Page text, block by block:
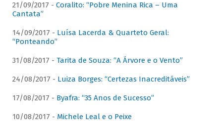
21/09/2017 - Coralito: “Pobre Menina Rica – Uma
Cantata”
14/09/2017 - Luísa Lacerda & Quarteto Geral:
“Ponteando”
31/08/2017 - Tarita de Souza: “A Árvore e o Vento”
24/08/2017 - Luiza Borges: “Certezas Inacreditáveis”
17/08/2017 - Byafra: “35 Anos de Sucesso”
10/08/2017 - Michele Leal e o Peixe